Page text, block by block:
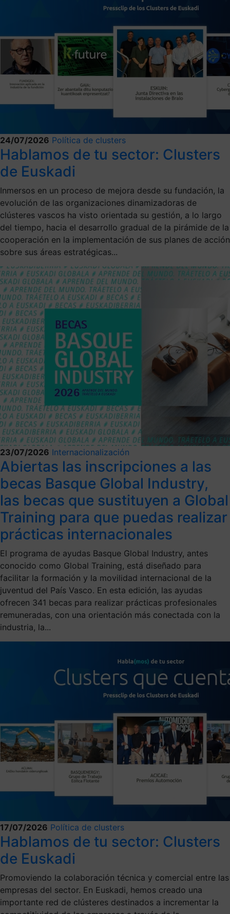
24/07/2026 Política de clusters
Hablamos de tu sector: Clusters
de Euskadi
Inmersos en un proceso de mejora desde su fundación, la
evolución de las organizaciones dinamizadoras de
clústeres vascos ha visto orientada su gestión, a lo largo
del tiempo, hacia el desarrollo gradual de la pirámide de la
cooperación en la implementación de sus planes de acción
sobre sus áreas estratégicas...
23/07/2026 Internacionalización
Abiertas las inscripciones a las
becas Basque Global Industry,
las becas que sustituyen a Global
Training para que puedas realizar
prácticas internacionales
El programa de ayudas Basque Global Industry, antes
conocido como Global Training, está diseñado para
facilitar la formación y la movilidad internacional de la
juventud del País Vasco. En esta edición, las ayudas
ofrecen 341 becas para realizar prácticas profesionales
remuneradas, con una orientación más conectada con la
industria, la...
17/07/2026 Política de clusters
Hablamos de tu sector: Clusters
de Euskadi
Promoviendo la colaboración técnica y comercial entre las
empresas del sector. En Euskadi, hemos creado una
importante red de clústeres destinados a incrementar la